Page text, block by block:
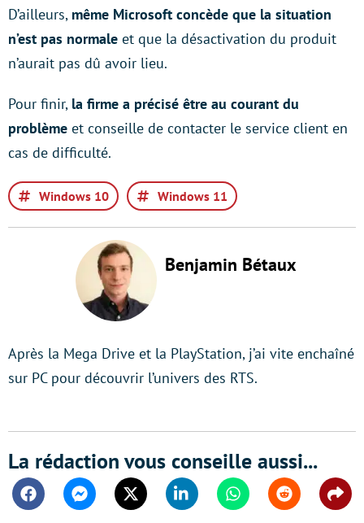
D’ailleurs, même Microsoft concède que la situation
n’est pas normale et que la désactivation du produit
n’aurait pas dû avoir lieu.
Pour finir, la firme a précisé être au courant du
problème et conseille de contacter le service client en
cas de difficulté.
Windows 10 Windows 11
Benjamin Bétaux
Après la Mega Drive et la PlayStation, j’ai vite enchaîné
sur PC pour découvrir l’univers des RTS.
La rédaction vous conseille aussi...
FacebookMessengerTwitter Linkedin WhatsappReddit